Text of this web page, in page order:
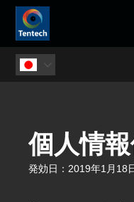

個人情
発効日：2019年1月18